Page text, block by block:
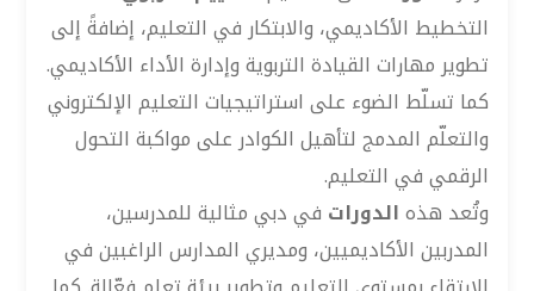
التخطيط الأكاديمي، والابتكار في التعليم، إضافةً إلى
تطوير مهارات القيادة التربوية وإدارة الأداء الأكاديمي.
كما تسلّط الضوء على استراتيجيات التعليم الإلكتروني
والتعلّم المدمج لتأهيل الكوادر على مواكبة التحول
الرقمي في التعليم.
وتُعد هذهالدورات في دبي مثالية للمدرسين،
المدربين الأكاديميين، ومديري المدارس الراغبين في